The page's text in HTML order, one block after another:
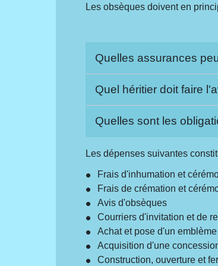
Les obsèques doivent en
Quelles assurances
Quel héritier doit faire
Quelles sont les
Les dépenses suivantes
Frais d'inhumation et
Frais de crémation et
Avis d'obsèques
Courriers d'invitation et de
Achat et pose d'un
Acquisition d'une
Construction, ouverture et